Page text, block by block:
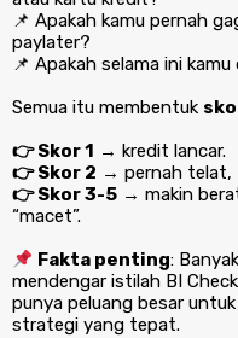
📌 Apakah kamu pernah
paylater?
📌 Apakah selama ini
Semua itu membentuk
👉 Skor 1 → kredit lancar.
👉 Skor 2 → pernah telat,
👉 Skor 3-5 → makin
“macet”.
Fakta penting:
mendengar istilah BI
punya peluang besar
strategi yang tepat.